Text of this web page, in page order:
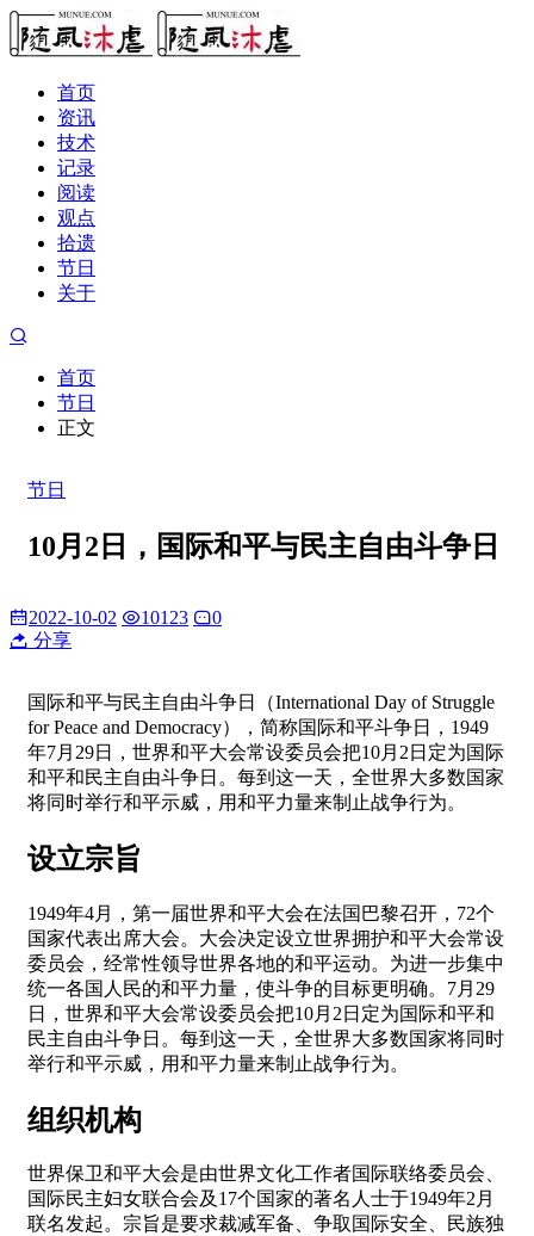
首页
资讯
技术
记录
阅读
观点
拾遗
节日
关于
首页
节日
正文
节日
10月2日，国际和平与民主自由斗争日
2022-10-02 10123
0
分享
国际和平与民主自由斗争日（International Day of Struggle
for Peace and Democracy），简称国际和平斗争日，1949
年7月29日，世界和平大会常设委员会把10月2日定为国际
和平和民主自由斗争日。每到这一天，全世界大多数国家
将同时举行和平示威，用和平力量来制止战争行为。
设立宗旨
1949年4月，第一届世界和平大会在法国巴黎召开，72个
国家代表出席大会。大会决定设立世界拥护和平大会常设
委员会，经常性领导世界各地的和平运动。为进一步集中
统一各国人民的和平力量，使斗争的目标更明确。7月29
日，世界和平大会常设委员会把10月2日定为国际和平和
民主自由斗争日。每到这一天，全世界大多数国家将同时
举行和平示威，用和平力量来制止战争行为。
组织机构
世界保卫和平大会是由世界文化工作者国际联络委员会、
国际民主妇女联合会及17个国家的著名人士于1949年2月
联名发起。宗旨是要求裁减军备、争取国际安全、民族独